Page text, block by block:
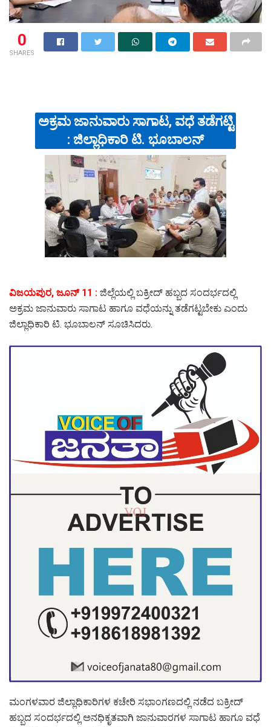
0
SHARES
ಅಕ್ರಮ ಜಾನುವಾರು ಸಾಗಾಟ, ವಧೆ ತಡೆಗಟ್ಟಿ
: ಜಿಲ್ಲಾಧಿಕಾರಿ ಟಿ. ಭೂಬಾಲನ್
ವಿಜಯಪುರ, ಜೂನ್ 11 : ಜಿಲ್ಲೆಯಲ್ಲಿ ಬಕ್ರೀದ್ ಹಬ್ಬದ ಸಂದರ್ಭದಲ್ಲಿ
ಅಕ್ರಮ ಜಾನುವಾರು ಸಾಗಾಟ ಹಾಗೂ ವಧೆಯನ್ನು ತಡೆಗಟ್ಟಬೇಕು ಎಂದು
ಜಿಲ್ಲಾಧಿಕಾರಿ ಟಿ. ಭೂಬಾಲನ್ ಸೂಚಿಸಿದರು.
ಮಂಗಳವಾರ ಜಿಲ್ಲಾಧಿಕಾರಿಗಳ ಕಚೇರಿ ಸಭಾಂಗಣದಲ್ಲಿ ನಡೆದ ಬಕ್ರೀದ್
ಹಬ್ಬದ ಸಂದರ್ಭದಲ್ಲಿ ಅನಧಿಕೃತವಾಗಿ ಜಾನುವಾರಗಳ ಸಾಗಾಟ ಹಾಗೂ ವಧೆ